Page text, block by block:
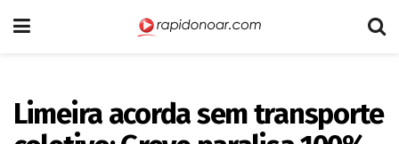
Limeira acorda sem transporte